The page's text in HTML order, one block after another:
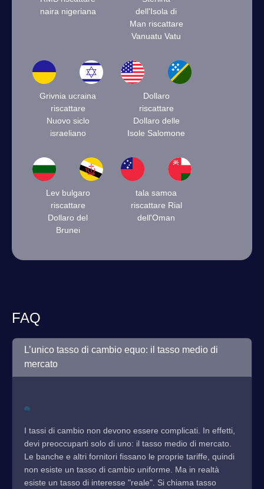
naira nigeriana
dell'Isola di
Man riscattare
Vanuatu Vatu
Grivnia ucraina
riscattare
Nuovo siclo
israeliano
Dollaro
riscattare
Dollaro delle
Isole Salomone
Lev bulgaro
riscattare
Dollaro del
Brunei
tala samoa
riscattare Rial
dell'Oman
FAQ
L’unico tasso di cambio equo: il tasso medio di
mercato
I tassi di cambio non devono essere complicati. In effetti,
devi preoccuparti solo di uno: il tasso medio di mercato.
Le banche e altri fornitori fissano le proprie tariffe, quindi
non esiste un tasso di cambio uniforme. Ma in realtà
esiste un tasso di interesse "reale". Si chiama tasso